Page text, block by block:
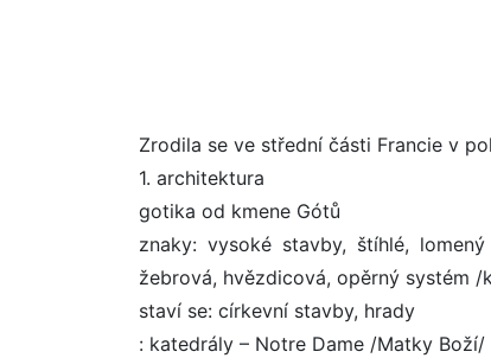
Zrodila se ve střední části Francie v
1. architektura
gotika od kmene Gótů
znaky: vysoké stavby, štíhlé,
žebrová, hvězdicová, opěrný systém
staví se: církevní stavby, hrady
: katedrály – Notre Dame /Matky Boží/